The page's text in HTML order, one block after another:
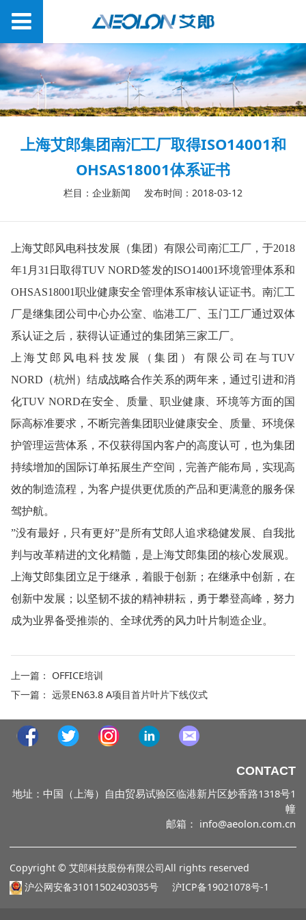
上海艾郎集团南汇工厂取得ISO14001和
OHSAS18001体系证书
栏目：企业新闻 发布时间：2018-03-12
上海艾郎风电科技发展（集团）有限公司南汇工厂，于2018
年1月31日取得TUV NORD签发的ISO14001环境管理体系和
OHSAS18001职业健康安全管理体系审核认证证书。南汇工
厂是继集团公司中心办公室、临港工厂、玉门工厂通过双体
系认证之后，获得认证通过的集团第三家工厂。
上海艾郎风电科技发展（集团）有限公司在与TUV
NORD（杭州）结成战略合作关系的两年来，通过引进和消
化TUV NORD在安全、质量、职业健康、环境等方面的国
际高标准要求，不断完善集团职业健康安全、质量、环境保
护管理运营体系，不仅获得国内客户的高度认可，也为集团
持续增加的国际订单拓展生产空间，完善产能布局，实现高
效的制造流程，为客户提供更优质的产品和更满意的服务保
驾护航。
”没有最好，只有更好”是所有艾郎人追求稳健发展、自我批
判与改革精进的文化精髓，是上海艾郎集团的核心发展观。
上海艾郎集团立足于继承，着眼于创新；在继承中创新，在
创新中发展；以坚韧不拔的精神耕耘，勇于攀登高峰，努力
成为业界备受推崇的、全球优秀的风力叶片制造企业。
上一篇： OFFICE培训
下一篇： 远景EN63.8 A项目首片叶片下线仪式
CONTACT
地址：中国（上海）自由贸易试验区临港新片区妙香路1318号1
幢
邮箱： info@aeolon.com.cn
Copyright © 艾郎科技股份有限公司All rights reserved
沪公网安备31011502403035号 沪ICP备19021078号-1